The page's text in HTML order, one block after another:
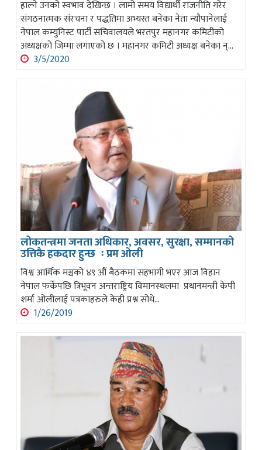
हाल्ने उनको स्वभाव देखिन्छ । लामो समय विद्यार्थी राजनीति गरेर
संगठनात्मक संरचना र पद्धतिमा अभ्यस्त बनेका नेता न्यौपानेलाई
नेपाल कम्युनिस्ट पार्टी सचिवालयले भरतपुर महानगर कमिटीको
अध्यक्षको जिम्मा लगाएको छ । महानगर कमिटी अध्यक्ष बनेका न्...
3/5/2020
लोकतन्त्रमा जनता अधिकार, अवसर, सुरक्षा, सम्मानको
उत्तिकै हकदार हुन्छ ः प्रम ओली
विश्व आर्थिक मञ्चको ४९ औं बैठकमा सहभागी भएर आज विहान
नेपाल फर्केपछि त्रिभूवन अन्तराष्ट्रिय विमानस्थलमा प्रधानमन्त्री केपी
शर्मा ओलीलाई पत्रकाहरुले केही प्रश्न सोधे...
1/26/2019